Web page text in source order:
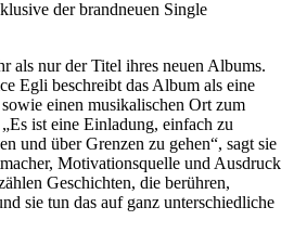
der brandneuen Single
als nur der Titel ihres neuen Albums.
Egli beschreibt das Album als eine
einen musikalischen Ort zum
ist eine Einladung, einfach zu
und über Grenzen zu gehen“, sagt sie
Motivationsquelle und Ausdruck
Geschichten, die berühren,
sie tun das auf ganz unterschiedliche